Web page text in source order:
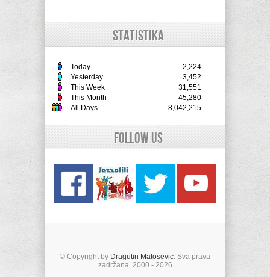
STATISTIKA
Today
2,224
Yesterday
3,452
This Week
31,551
This Month
45,280
All Days
8,042,215
Follow Us
© Copyright by Dragutin Matosevic. Sva prava
zadržana. 2000 - 2026